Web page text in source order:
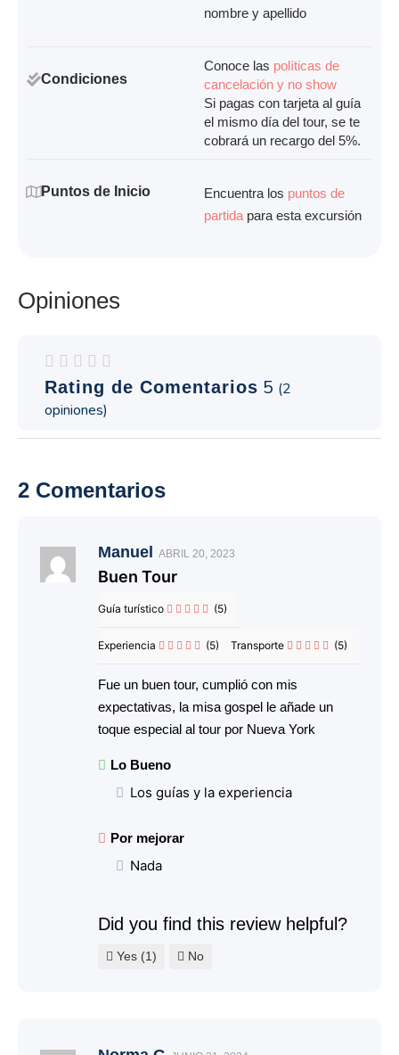
nombre y apellido
Condiciones
Conoce las políticas de
cancelación y no show
Si pagas con tarjeta al guía
el mismo día del tour, se te
cobrará un recargo del 5%.
Puntos de Inicio Encuentra los puntos de
partidapara esta excursión
Opiniones
Rating de Comentarios 5 (2
opiniones)
2 Comentarios
Manuel ABRIL 20, 2023
Buen Tour
(5)
Guía turístico
(5)
Experiencia (5)
Transporte
Fue un buen tour, cumplió con mis
expectativas, la misa gospel le añade un
toque especial al tour por Nueva York
Lo Bueno
Los guías y la experiencia
Por mejorar
Nada
Did you find this review helpful?
Yes (1) No